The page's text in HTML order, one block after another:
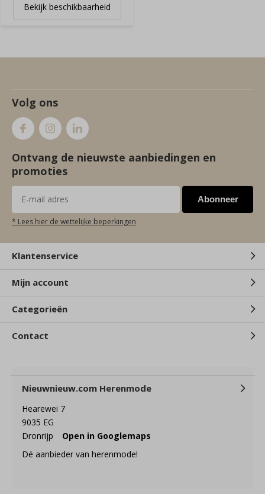
Bekijk beschikbaarheid
Volg ons
Ontvang de nieuwste aanbiedingen en
promoties
Abonneer
* Lees hier de wettelijke beperkingen
Klantenservice
Mijn account
Categorieën
Contact
Nieuwnieuw.com Herenmode
Hearewei 7
9035 EG
Dronrijp
Open in Googlemaps
Dé aanbieder van herenmode!